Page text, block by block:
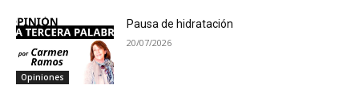
Opiniones
Pausa de hidratación
20/07/2026